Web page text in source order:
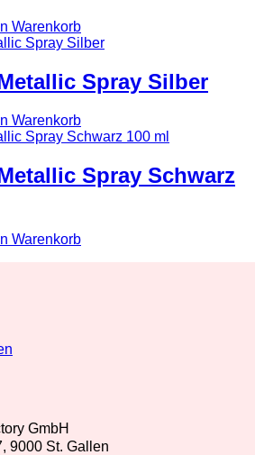
Warenkorb
Spray Silber
Warenkorb
Spray Schwarz
Warenkorb
GmbH
9000 St. Gallen